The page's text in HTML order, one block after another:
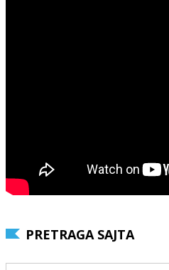
PRETRAGA SAJTA